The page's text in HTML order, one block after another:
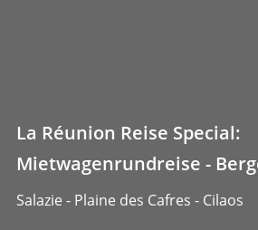
La Réunion Reise Special:
Mietwagenrundreise -
Salazie - Plaine des Cafres - Cilaos